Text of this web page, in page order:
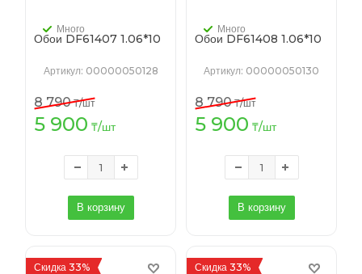
Обои DF61407 1.06*10
Много
Артикул: 00000050128
5 900 ₸/шт
8 790₸/шт
В корзину
Обои DF61408 1.06*10
Много
Артикул: 00000050130
5 900 ₸/шт
8 790₸/шт
В корзину
Скидка 33% Скидка 33%